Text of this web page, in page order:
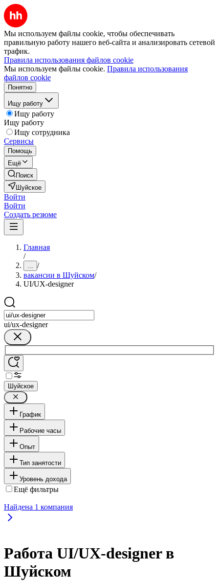
Мы используем файлы cookie, чтобы обеспечивать
правильную работу нашего веб-сайта и анализировать сетевой
трафик.
Правила использования файлов cookie
Мы используем файлы cookie. Правила использования
файлов cookie
Понятно
Ищу работу
Ищу работу
Ищу работу
Ищу сотрудника
Сервисы
Помощь
Ещё
Поиск
Шуйское
Войти
Войти
Создать резюме
Главная
/
... /
вакансии в Шуйском/
UI/UX-designer
ui/ux-designer
Шуйское
График
Рабочие часы
Опыт
Тип занятости
Уровень дохода
Ещё фильтры
Найдена 1 компания
Работа UI/UX-designer в
Шуйском